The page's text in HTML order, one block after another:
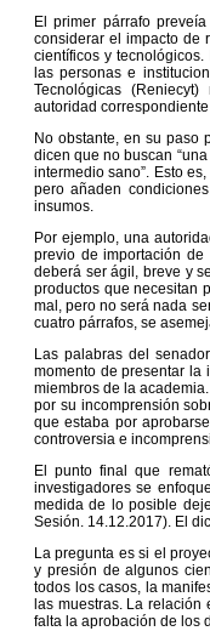
El primer párrafo
considerar el impacto de
científicos y
las personas e
Tecnológicas
autoridad
No obstante, en su paso
dicen que no buscan
intermedio sano”. Esto
pero añaden
insumos.
Por ejemplo, una
previo de importación
deberá ser ágil, breve y
productos que necesitan
mal, pero no será nada
cuatro párrafos, se
Las palabras del
momento de presentar la
miembros de la
por su incomprensión
que estaba por
controversia e
El punto final que
investigadores se
medida de lo posible
Sesión. 14.12.2017). El
La pregunta es si el
y presión de algunos
todos los casos, la
las muestras. La
falta la aprobación de los